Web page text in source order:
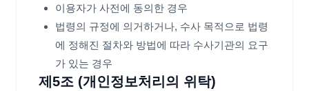
이용자가 사전에 동의한 경우
법령의 규정에 의거하거나, 수사 목적으로 법령
에 정해진 절차와 방법에 따라 수사기관의 요구
가 있는 경우
제5조 (개인정보처리의 위탁)